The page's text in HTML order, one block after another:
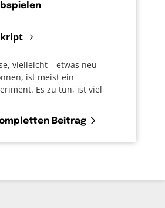
vielleicht – etwas neu
ist meist ein
Es zu tun, ist viel
Beitrag